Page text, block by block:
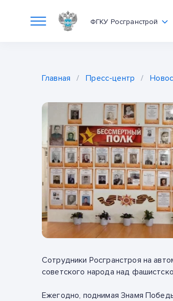
ФГКУ Росгранстрой
Главная / Пресс-центр /
Сотрудники Росгранстроя на
советского народа над
Ежегодно, поднимая Знамя